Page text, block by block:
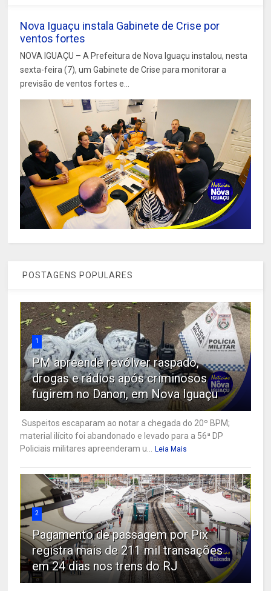
Nova Iguaçu instala Gabinete de Crise por
ventos fortes
NOVA IGUAÇU – A Prefeitura de Nova Iguaçu instalou, nesta
sexta-feira (7), um Gabinete de Crise para monitorar a
previsão de ventos fortes e...
POSTAGENS POPULARES
1
PM apreende revólver raspado,
drogas e rádios após criminosos
fugirem no Danon, em Nova Iguaçu
Suspeitos escaparam ao notar a chegada do 20º BPM;
material ilícito foi abandonado e levado para a 56ª DP
Policiais militares apreenderam u... Leia Mais
2
Pagamento de passagem por Pix
registra mais de 211 mil transações
em 24 dias nos trens do RJ